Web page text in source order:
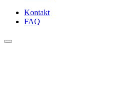
Kontakt
FAQ